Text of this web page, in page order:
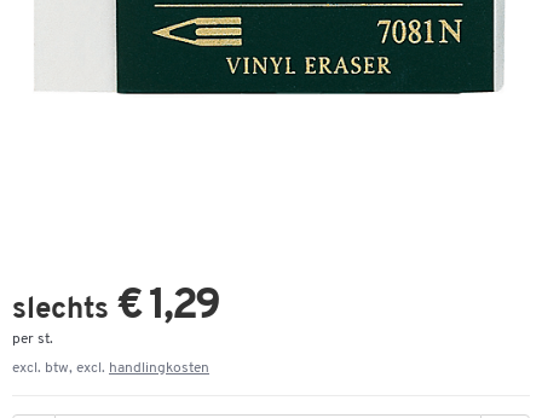
slechts € 1,29
per st.
excl. btw, excl. handlingkosten